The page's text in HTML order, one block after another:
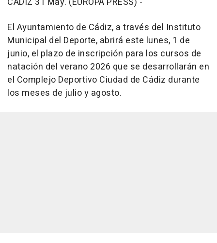
El Ayuntamiento de Cádiz, a través del Instituto
Municipal del Deporte, abrirá este lunes, 1 de
junio, el plazo de inscripción para los cursos de
natación del verano 2026 que se desarrollarán en
el Complejo Deportivo Ciudad de Cádiz durante
los meses de julio y agosto.